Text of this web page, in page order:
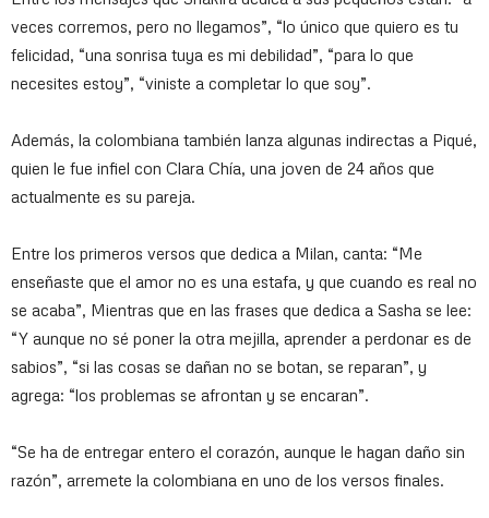
veces corremos, pero no llegamos”, “lo único que quiero es tu
felicidad, “una sonrisa tuya es mi debilidad”, “para lo que
necesites estoy”, “viniste a completar lo que soy”.
Además, la colombiana también lanza algunas indirectas a Piqué,
quien le fue infiel con Clara Chía, una joven de 24 años que
actualmente es su pareja.
Entre los primeros versos que dedica a Milan, canta: “Me
enseñaste que el amor no es una estafa, y que cuando es real no
se acaba”, Mientras que en las frases que dedica a Sasha se lee:
“Y aunque no sé poner la otra mejilla, aprender a perdonar es de
sabios”, “si las cosas se dañan no se botan, se reparan”, y
agrega: “los problemas se afrontan y se encaran”.
“Se ha de entregar entero el corazón, aunque le hagan daño sin
razón”, arremete la colombiana en uno de los versos finales.